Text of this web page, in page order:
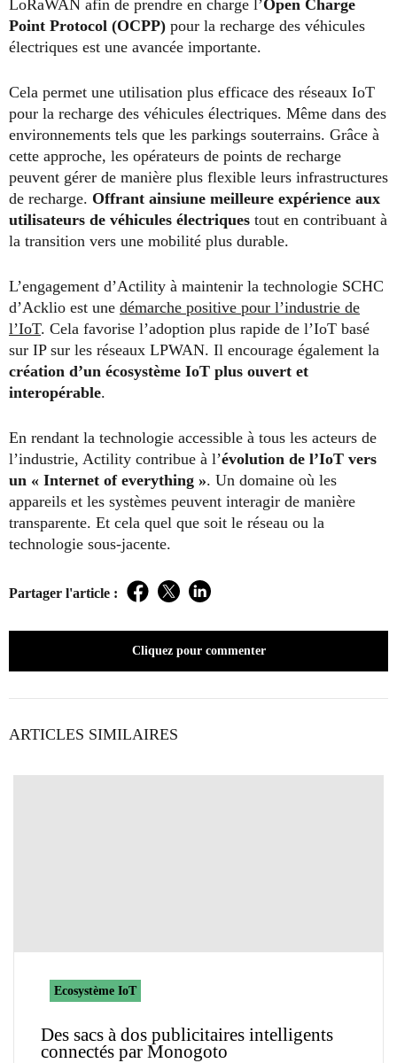
LoRaWAN afin de prendre en charge l’Open Charge
Point Protocol (OCPP) pour la recharge des véhicules
électriques est une avancée importante.
Cela permet une utilisation plus efficace des réseaux IoT
pour la recharge des véhicules électriques. Même dans des
environnements tels que les parkings souterrains. Grâce à
cette approche, les opérateurs de points de recharge
peuvent gérer de manière plus flexible leurs infrastructures
de recharge. Offrant ainsiune meilleure expérience aux
utilisateurs de véhicules électriques tout en contribuant à
la transition vers une mobilité plus durable.
L’engagement d’Actility à maintenir la technologie SCHC
d’Acklio est une démarche positive pour l’industrie de
l’IoT. Cela favorise l’adoption plus rapide de l’IoT basé
sur IP sur les réseaux LPWAN. Il encourage également la
création d’un écosystème IoT plus ouvert et
interopérable.
En rendant la technologie accessible à tous les acteurs de
l’industrie, Actility contribue à l’évolution de l’IoT vers
un « Internet of everything ». Un domaine où les
appareils et les systèmes peuvent interagir de manière
transparente. Et cela quel que soit le réseau ou la
technologie sous-jacente.
Partager l'article : Facebook
TwitterLinkedIn
Cliquez pour commenter
ARTICLES SIMILAIRES
Ecosystème IoT
Des sacs à dos publicitaires intelligents
connectés par Monogoto